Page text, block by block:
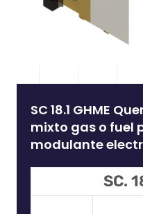
SC 18.1 GHME
mixto gas o fuel
modulante
SC.